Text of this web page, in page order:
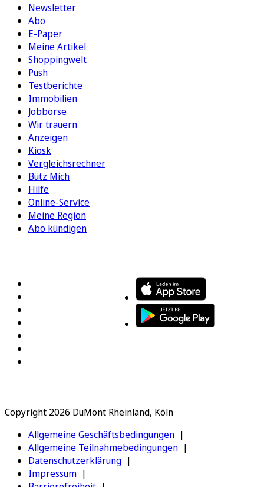
Newsletter
Abo
E-Paper
Meine Artikel
Shoppingwelt
Push
Testberichte
Immobilien
Jobbörse
Wir trauern
Anzeigen
Kiosk
Vergleichsrechner
Bütz Mich
Hilfe
Online-Service
Meine Region
Abo kündigen
Copyright 2026 DuMont Rheinland, Köln
Allgemeine Geschäftsbedingungen
Allgemeine Teilnahmebedingungen
Datenschutzerklärung
Impressum